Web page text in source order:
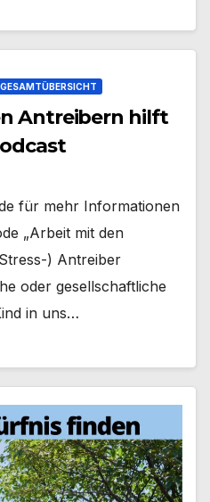
GESAMTÜBERSICHT
Antreibern hilft
für mehr Informationen
„Arbeit mit den
) Antreiber
oder gesellschaftliche
in uns…